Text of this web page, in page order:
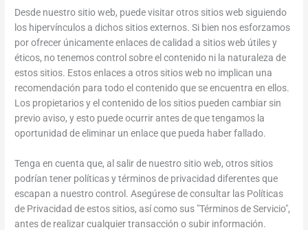
Desde nuestro sitio web, puede visitar otros sitios web siguiendo
los hipervínculos a dichos sitios externos. Si bien nos esforzamos
por ofrecer únicamente enlaces de calidad a sitios web útiles y
éticos, no tenemos control sobre el contenido ni la naturaleza de
estos sitios. Estos enlaces a otros sitios web no implican una
recomendación para todo el contenido que se encuentra en ellos.
Los propietarios y el contenido de los sitios pueden cambiar sin
previo aviso, y esto puede ocurrir antes de que tengamos la
oportunidad de eliminar un enlace que pueda haber fallado.
Tenga en cuenta que, al salir de nuestro sitio web, otros sitios
podrían tener políticas y términos de privacidad diferentes que
escapan a nuestro control. Asegúrese de consultar las Políticas
de Privacidad de estos sitios, así como sus "Términos de Servicio",
antes de realizar cualquier transacción o subir información.